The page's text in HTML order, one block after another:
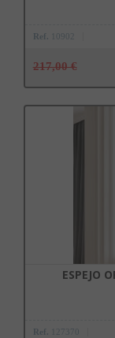
Ref. 10902
217,00 €
ESPEJO
Ref. 127370